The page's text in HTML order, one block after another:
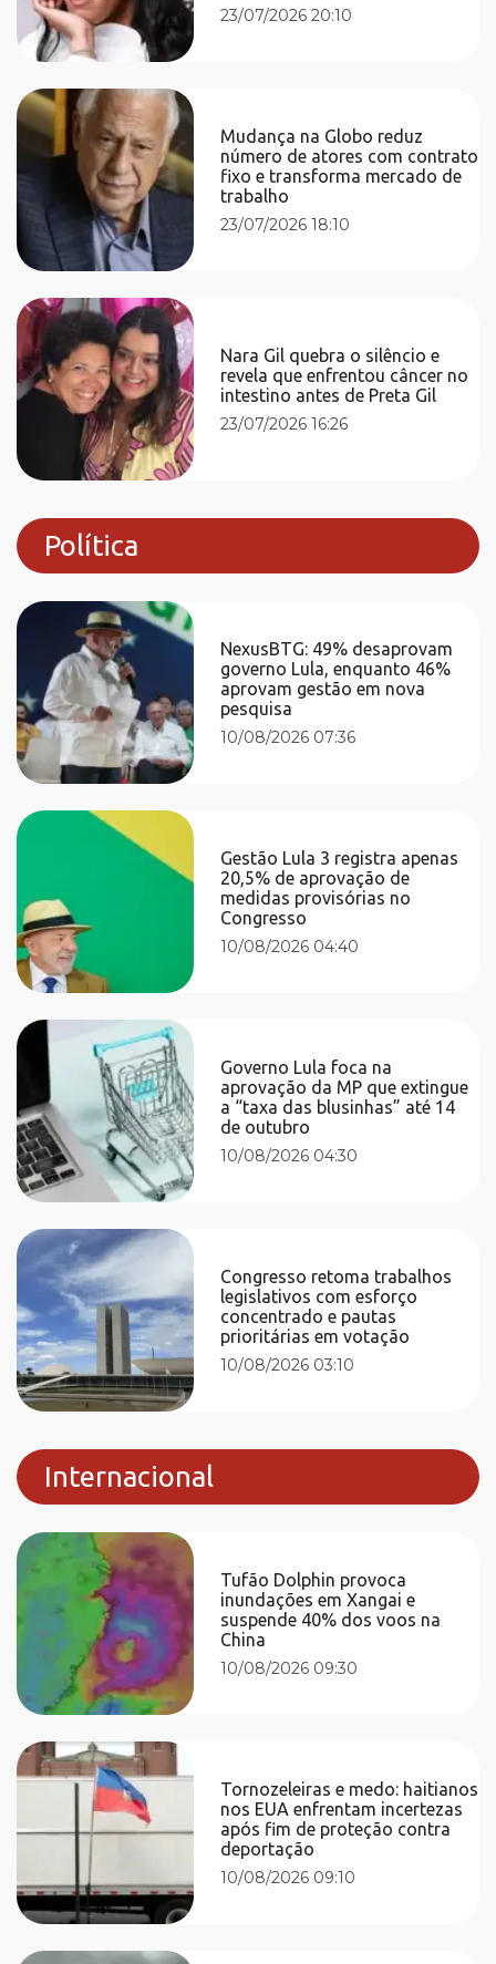
23/07/2026 20:10
Mudança na Globo reduz
número de atores com contrato
fixo e transforma mercado de
trabalho
23/07/2026 18:10
Nara Gil quebra o silêncio e
revela que enfrentou câncer no
intestino antes de Preta Gil
23/07/2026 16:26
Política
NexusBTG: 49% desaprovam
governo Lula, enquanto 46%
aprovam gestão em nova
pesquisa
10/08/2026 07:36
Gestão Lula 3 registra apenas
20,5% de aprovação de
medidas provisórias no
Congresso
10/08/2026 04:40
Governo Lula foca na
aprovação da MP que extingue
a “taxa das blusinhas” até 14
de outubro
10/08/2026 04:30
Congresso retoma trabalhos
legislativos com esforço
concentrado e pautas
prioritárias em votação
10/08/2026 03:10
Internacional
Tufão Dolphin provoca
inundações em Xangai e
suspende 40% dos voos na
China
10/08/2026 09:30
Tornozeleiras e medo: haitianos
nos EUA enfrentam incertezas
após fim de proteção contra
deportação
10/08/2026 09:10